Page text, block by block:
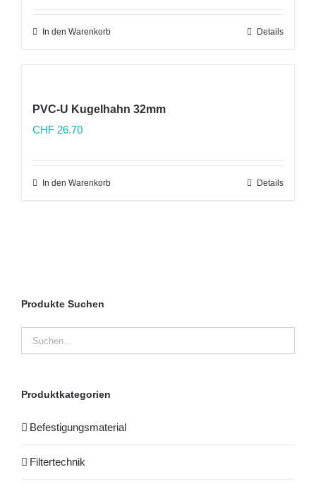
In den Warenkorb Details
PVC-U Kugelhahn 32mm
CHF 26.70
In den Warenkorb Details
Produkte Suchen
Produktkategorien
Befestigungsmaterial
Filtertechnik